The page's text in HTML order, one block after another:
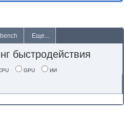
Еще...
быстродействия
GPU ИИ